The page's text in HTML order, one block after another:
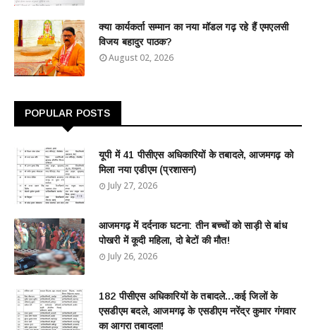
क्या कार्यकर्ता सम्मान का नया मॉडल गढ़ रहे हैं एमएलसी
विजय बहादुर पाठक?
August 02, 2026
POPULAR POSTS
यूपी में 41 पीसीएस अधिकारियों के तबादले, आजमगढ़ को
मिला नया एडीएम (प्रशासन)
July 27, 2026
आजमगढ़ में दर्दनाक घटना: तीन बच्चों को साड़ी से बांध
पोखरी में कूदी महिला, दो बेटों की मौत!
July 26, 2026
182 पीसीएस अधिकारियों के तबादले...कई जिलों के
एसडीएम बदले, आजमगढ़ के एसडीएम नरेंद्र कुमार गंगवार
का आगरा तबादला!